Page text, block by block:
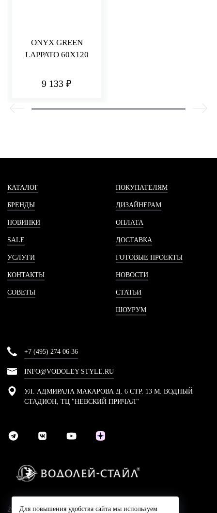
ONYX GREEN
LAPPATO 60X120
9 133 ₽
КАТАЛОГ
БРЕНДЫ
НОВИНКИ
SALE
УСЛУГИ
КОНТАКТЫ
СОВЕТЫ
ПОКУПАТЕЛЯМ
ДИЗАЙНЕРАМ
ОПЛАТА
ДОСТАВКА
ГОТОВЫЕ ПРОЕКТЫ
НОВОСТИ
СТАТЬИ
ШОУРУМ
+7 (495) 274 06 36
INFO@VODOLEY-STYLE.RU
УЛ. АДМИРАЛА МАКАРОВА Д. 6 СТР. 13 М. ВОДНЫЙ
СТАДИОН, ТЦ "НЕВСКИЙ ПРИЧАЛ"
2024 © Компания Водолей-Cтайл
Для повышения удобства сайта мы используем